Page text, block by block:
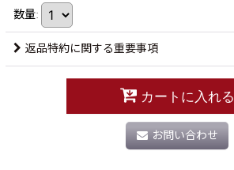
数量:
返品特約に関する重要事項
カートに入れる
お問い合わせ